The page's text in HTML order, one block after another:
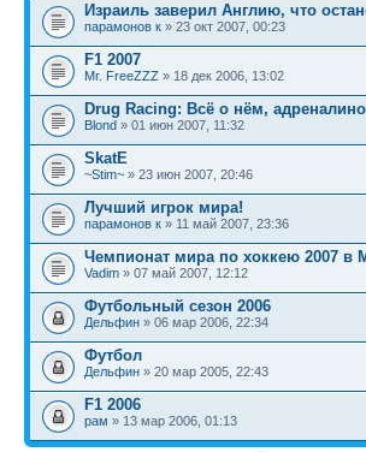
Израиль заверил Англию, что
парамонов к » 23 окт 2007, 00:23
F1 2007
Mr. FreeZZZ » 18 дек 2006, 13:02
Drug Racing: Всё о нём,
Blond » 01 июн 2007, 11:32
SkatE
~Stim~ » 23 июн 2007, 20:46
Лучший игрок мира!
парамонов к » 11 май 2007, 23:36
Чемпионат мира по хоккею 2007 в
Vadim » 07 май 2007, 12:12
Футбольный сезон 2006
Дельфин » 06 мар 2006, 22:34
Футбол
Дельфин » 20 мар 2005, 22:43
F1 2006
рам » 13 мар 2006, 01:13